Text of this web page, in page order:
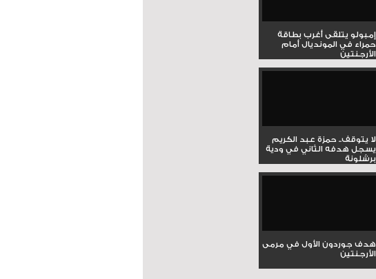
إمبولو يتلقى أغرب بطاقة
حمراء في المونديال أمام
الأرجنتين
لا يتوقف.. حمزة عبد الكريم
يسجل هدفه الثاني في ودية
برشلونة
هدف جوردون الأول في مرمى
الأرجنتين